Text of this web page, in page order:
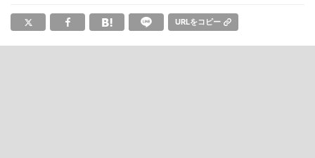
URLをコピー